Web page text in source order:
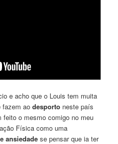
e acho que o Louis tem muita
fazem aodesporto neste país
o mesmo comigo no meu
Física como uma
ansiedade se pensar que ia ter